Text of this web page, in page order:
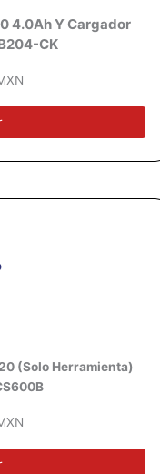
4.0Ah Y Cargador
CK
(Solo Herramienta)